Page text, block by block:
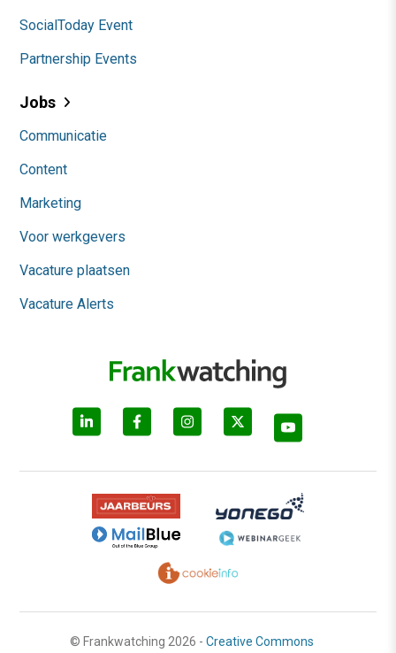
SocialToday Event
Partnership Events
Jobs
Communicatie
Content
Marketing
Voor werkgevers
Vacature plaatsen
Vacature Alerts
© Frankwatching 2026 - Creative Commons